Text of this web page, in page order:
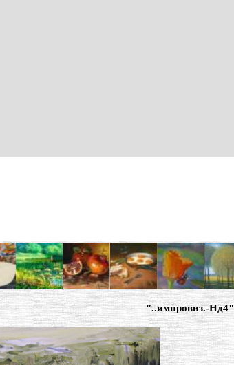
"..импровиз.-Нд4"